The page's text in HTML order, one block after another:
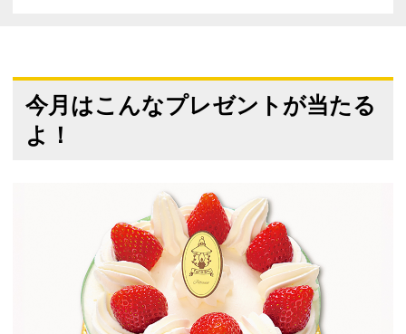
今月はこんなプレゼントが当たる
よ！